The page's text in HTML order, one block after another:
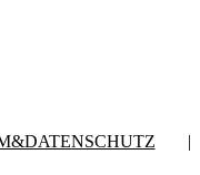
|